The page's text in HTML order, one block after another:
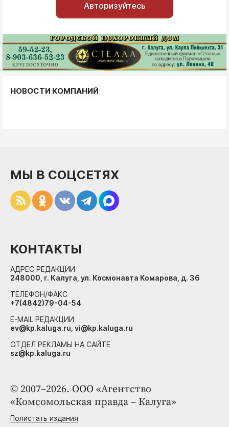
Авторизуйтесь
НОВОСТИ КОМПАНИЙ
© 2007–2026. ООО «Агентство
«Комсомольская правда – Калуга»
Полистать издания
МЫ В СОЦСЕТЯХ
КОНТАКТЫ
АДРЕС РЕДАКЦИИ
248000, г. Калуга, ул. Космонавта Комарова, д. 36
ТЕЛЕФОН/ФАКС
+7(4842)79-04-54
E-MAIL РЕДАКЦИИ
ev@kp.kaluga.ru, vi@kp.kaluga.ru
ОТДЕЛ РЕКЛАМЫ НА САЙТЕ
sz@kp.kaluga.ru